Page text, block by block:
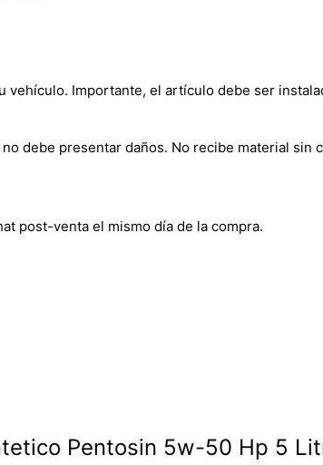
vehículo. Importante, el artículo debe ser
debe presentar daños. No recibe material sin
post-venta el mismo día de la compra.
Pentosin 5w-50 Hp 5